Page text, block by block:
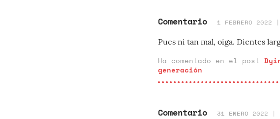
Comentario 1 FEBRERO
Pues ni tan mal, oiga. Dientes
Ha comentado en el post
generación
Comentario 31 ENERO 2022 |